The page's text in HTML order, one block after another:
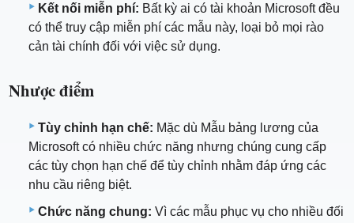
Kết nối miễn phí: Bất kỳ ai có tài khoản Microsoft đều
có thể truy cập miễn phí các mẫu này, loại bỏ mọi rào
cản tài chính đối với việc sử dụng.
Nhược điểm
Tùy chỉnh hạn chế: Mặc dù Mẫu bảng lương của
Microsoft có nhiều chức năng nhưng chúng cung cấp
các tùy chọn hạn chế để tùy chỉnh nhằm đáp ứng các
nhu cầu riêng biệt.
Chức năng chung: Vì các mẫu phục vụ cho nhiều đối